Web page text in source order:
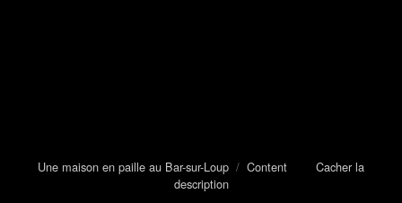
Une maison en paille au Bar-sur-Loup / Content
Cacher la
description